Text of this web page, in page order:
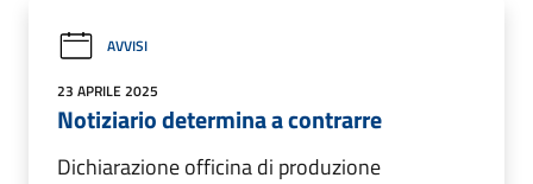
AVVISI
23 APRILE 2025
Notiziario determina a contrarre
Dichiarazione officina di produzione